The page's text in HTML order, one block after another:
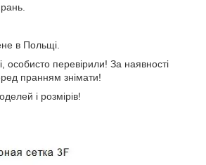
в Польщі.
особисто перевірили! За наявності
пранням знімати!
і розмірів!